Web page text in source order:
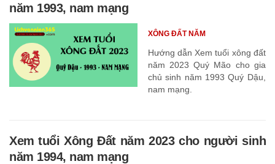
năm 1993, nam mạng
Hướng dẫn Xem tuổi xông đất
năm 2023 Quý Mão cho gia
chủ sinh năm 1993 Quý Dậu,
nam mạng.
XÔNG ĐẤT NĂM
Xem tuổi Xông Đất năm 2023 cho người sinh
năm 1994, nam mạng